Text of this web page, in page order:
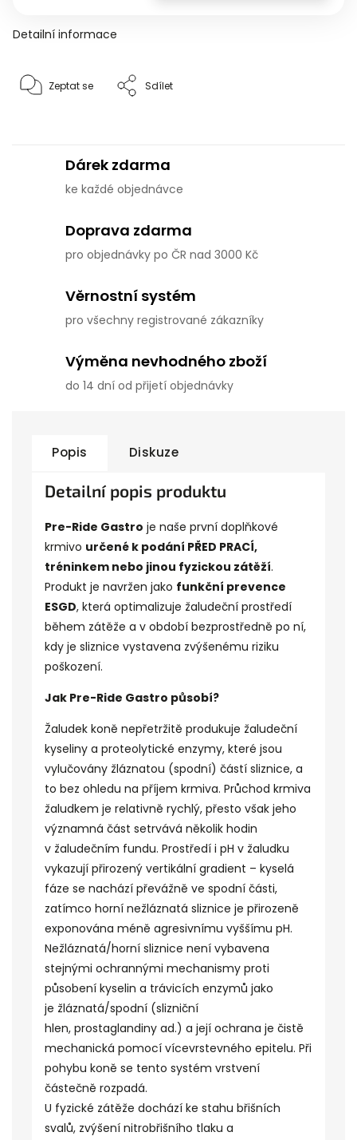
Detailní informace
Zeptat se Sdílet
Dárek zdarma
ke každé objednávce
Doprava zdarma
pro objednávky po ČR nad 3000 Kč
Věrnostní systém
pro všechny registrované zákazníky
Výměna nevhodného zboží
do 14 dní od přijetí objednávky
Popis Diskuze
Detailní popis produktu
Pre-Ride Gastro je naše první doplňkové
krmivo určené k podání PŘED PRACÍ,
tréninkem nebo jinou fyzickou zátěží.
Produkt je navržen jako funkční prevence
ESGD, která optimalizuje žaludeční prostředí
během zátěže a v období bezprostředně po ní,
kdy je sliznice vystavena zvýšenému riziku
poškození.
Jak Pre-Ride Gastro působí?
Žaludek koně nepřetržitě produkuje žaludeční
kyseliny a proteolytické enzymy, které jsou
vylučovány žláznatou (spodní) částí sliznice, a
to bez ohledu na příjem krmiva. Průchod krmiva
žaludkem je relativně rychlý, přesto však jeho
významná část setrvává několik hodin
v žaludečním fundu. Prostředí i pH v žaludku
vykazují přirozený vertikální gradient – kyselá
fáze se nachází převážně ve spodní části,
zatímco horní nežláznatá sliznice je přirozeně
exponována méně agresivnímu vyššímu pH.
Nežláznatá/horní sliznice není vybavena
stejnými ochrannými mechanismy proti
působení kyselin a trávicích enzymů jako
je žláznatá/spodní (slizniční
hlen, prostaglandiny ad.) a její ochrana je čistě
mechanická pomocí vícevrstevného epitelu. Při
pohybu koně se tento systém vrstvení
částečně rozpadá.
U fyzické zátěže dochází ke stahu břišních
svalů, zvýšení nitrobřišního tlaku a